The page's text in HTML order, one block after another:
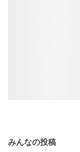
みんなの投稿